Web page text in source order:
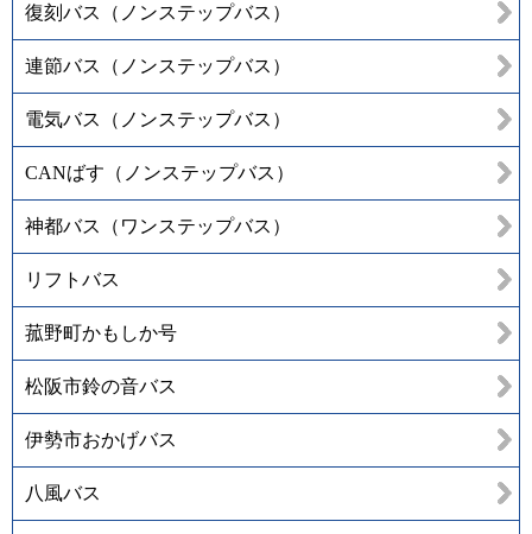
復刻バス（ノンステップバス）
連節バス（ノンステップバス）
電気バス（ノンステップバス）
CANばす（ノンステップバス）
神都バス（ワンステップバス）
リフトバス
菰野町かもしか号
松阪市鈴の音バス
伊勢市おかげバス
八風バス